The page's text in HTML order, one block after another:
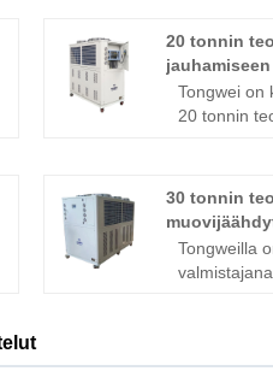
20 tonnin
jauhamiseen
Tongwei on
20 tonnin
tarjota
tonnin
70 kW:n
tonnin 70
30 tonnin
Tongweilla